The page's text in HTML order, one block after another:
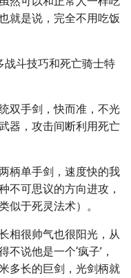
就是说，完全不用吃饭
战斗技巧和死亡骑士特
双手剑，快而准，不光
器，攻击间断利用死亡
柄单手剑，速度快的我
不可思议的方向进攻，
似于死灵法术）。
相很帅气也很阳光，从
说他是一个‘疯子’，
多长的巨剑，光剑柄就